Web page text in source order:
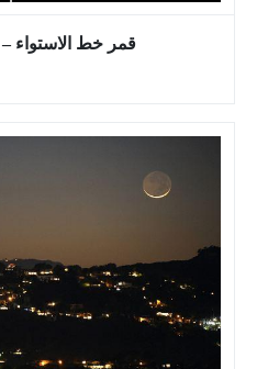
قمر خط الاستواء – Equator Moon